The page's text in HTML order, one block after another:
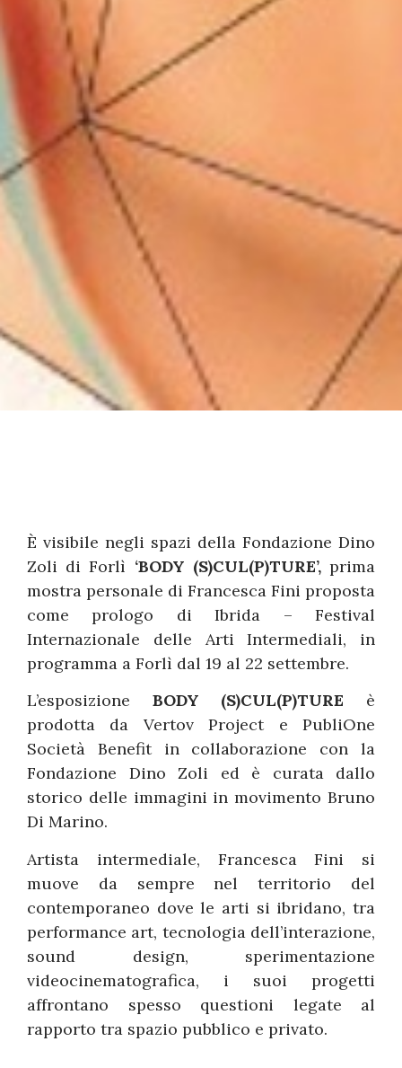
È visibile negli spazi della Fondazione Dino
Zoli di Forlì ‘BODY (S)CUL(P)TURE’,prima
mostra personale di Francesca Fini proposta
come prologo di Ibrida – Festival
Internazionale delle Arti Intermediali, in
programma a Forlì dal 19 al 22 settembre.
L’esposizione BODY (S)CUL(P)TURE è
prodotta da Vertov Project e PubliOne
Società Benefit in collaborazione con la
Fondazione Dino Zoli ed è curata dallo
storico delle immagini in movimento Bruno
Di Marino.
Artista intermediale, Francesca Fini si
muove da sempre nel territorio del
contemporaneo dove le arti si ibridano, tra
performance art, tecnologia dell’interazione,
sound design, sperimentazione
videocinematografica, i suoi progetti
affrontano spesso questioni legate al
rapporto tra spazio pubblico e privato.